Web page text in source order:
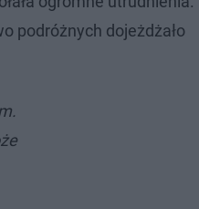
podróżnych dojeżdżało